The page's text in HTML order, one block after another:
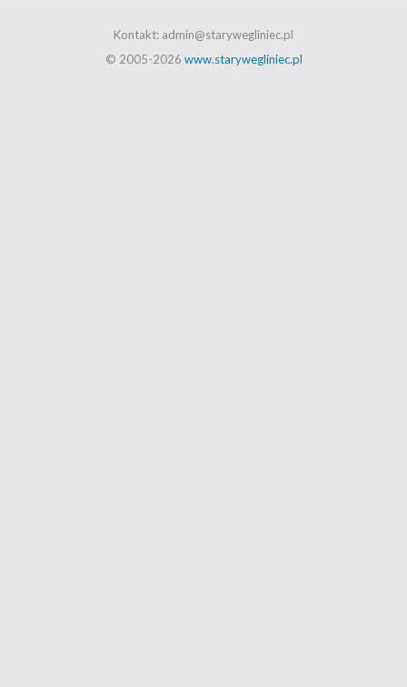
Kontakt: admin@starywegliniec.pl
© 2005-2026 www.starywegliniec.pl